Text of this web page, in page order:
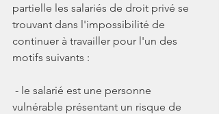
partielle les salariés de droit privé se
trouvant dans l'impossibilité de
continuer à travailler pour l'un des
motifs suivants :
vulnérable présentant un risque de